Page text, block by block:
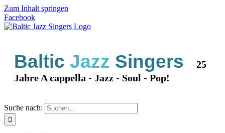
Zum Inhalt springen
Facebook
Baltic Jazz Singers 25
Jahre A cappella - Jazz - Soul - Pop!
Suche nach: